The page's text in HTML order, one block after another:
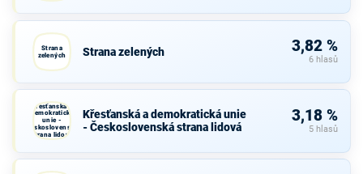
Strana
zelených
Strana zelených 3,82 %
6 hlasů
Křesťanská a
demokratická
unie -
Československá
strana lidová
Křesťanská a demokratická unie
- Československá strana lidová
3,18 %
5 hlasů